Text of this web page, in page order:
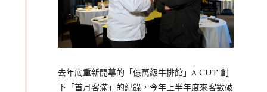
去年底重新開幕的「億萬級牛排館」A CUT 創
下「首月客滿」的紀錄，今年上半年度來客數破